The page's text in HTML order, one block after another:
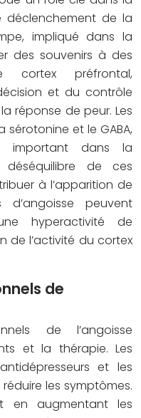
de la
impliqué dans la
des souvenirs à des
cortex préfrontal,
et du contrôle
réponse de peur. Les
et le GABA,
important dans la
déséquilibre de ces
à l’apparition de
d’angoisse peuvent
hyperactivité de
de l’activité du cortex
de
de l’angoisse
et la thérapie. Les
et les
les symptômes.
en augmentant les